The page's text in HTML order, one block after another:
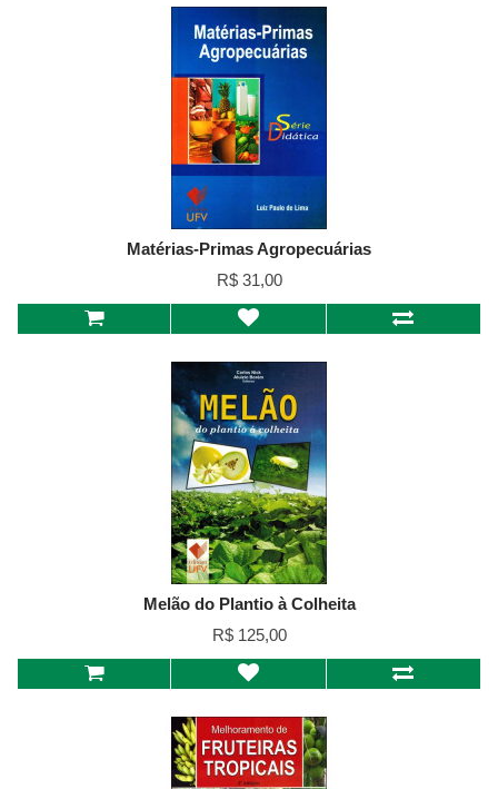
Matérias-Primas Agropecuárias
R$ 31,00
Melão do Plantio à Colheita
R$ 125,00